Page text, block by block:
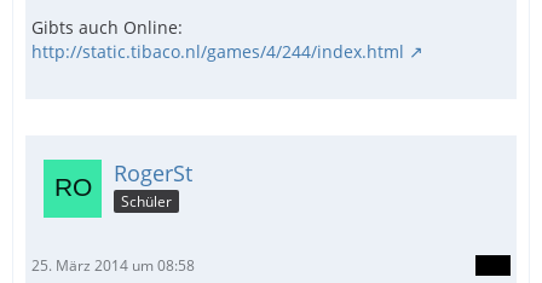
Gibts auch Online:
http://static.tibaco.nl/games/4/244/index.html
RogerSt
Schüler
25. März 2014 um 08:58